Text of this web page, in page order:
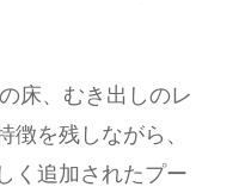
床、むき出しのレ
を残しながら、
く追加されたプー